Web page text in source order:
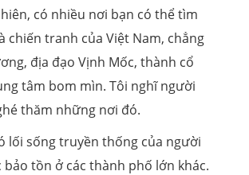
có nhiều nơi bạn có thể tìm
chiến tranh của Việt Nam, chẳng
địa đạo Vịnh Mốc, thành cổ
tâm bom mìn. Tôi nghĩ người
thăm những nơi đó.
lối sống truyền thống của người
tồn ở các thành phố lớn khác.